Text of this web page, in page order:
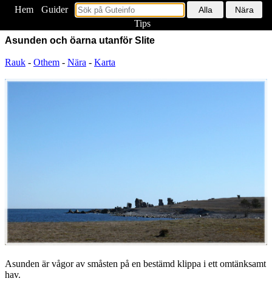
Hem
Guider
Tips
Asunden och öarna utanför Slite
Rauk - Othem - Nära - Karta
Asunden är vågor av småsten på en bestämd klippa i ett omtänksamt
hav.